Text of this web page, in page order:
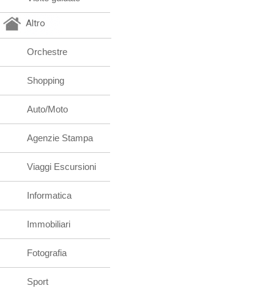
Altro
Orchestre
Shopping
Auto/Moto
Agenzie Stampa
Viaggi Escursioni
Informatica
Immobiliari
Fotografia
Sport